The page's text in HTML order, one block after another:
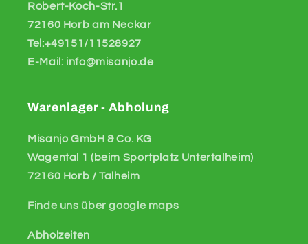
Robert-Koch-Str.1
72160 Horb am Neckar
Tel:+49151/11528927
E-Mail: info@misanjo.de
Warenlager - Abholung
Misanjo GmbH & Co. KG
Wagental 1 (beim Sportplatz Untertalheim)
72160 Horb / Talheim
Finde uns über google maps
Abholzeiten